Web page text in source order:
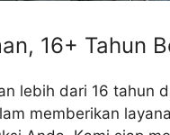
16+ Tahun
lebih dari 16 tahun
memberikan